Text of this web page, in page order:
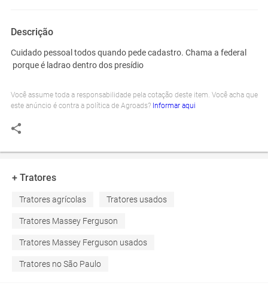
Descrição
Cuidado pessoal todos quando pede cadastro. Chama a federal
porque é ladrao dentro dos presídio
Você assume toda a responsabilidade pela cotação deste item. Você acha que
este anúncio é contra a política de Agroads? Informar aqui
+ Tratores
Tratores agrícolas Tratores usados
Tratores Massey Ferguson
Tratores Massey Ferguson usados
Tratores no São Paulo